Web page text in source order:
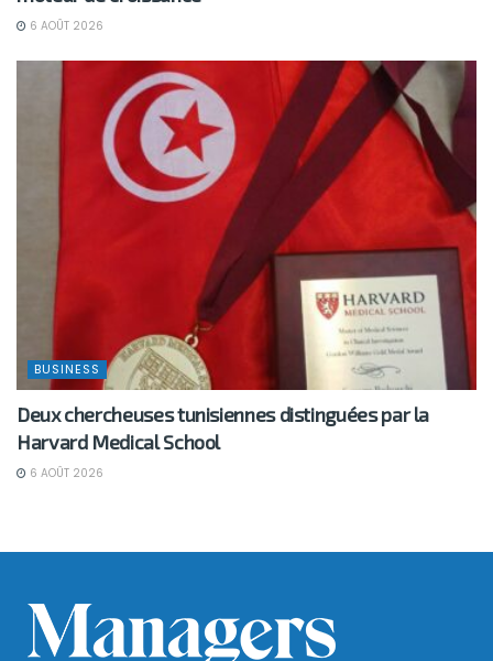
6 AOÛT 2026
BUSINESS
Deux chercheuses tunisiennes distinguées par la
Harvard Medical School
6 AOÛT 2026